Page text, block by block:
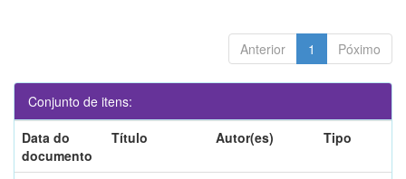
Anterior 1 Póximo
Conjunto de itens:
Data do
documento
Título Autor(es) Tipo